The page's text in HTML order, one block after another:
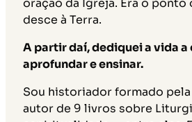
desce à Terra.
A partir daí, dediquei a vida a
aprofundar e ensinar.
Sou historiador formado
autor de 9 livros sobre